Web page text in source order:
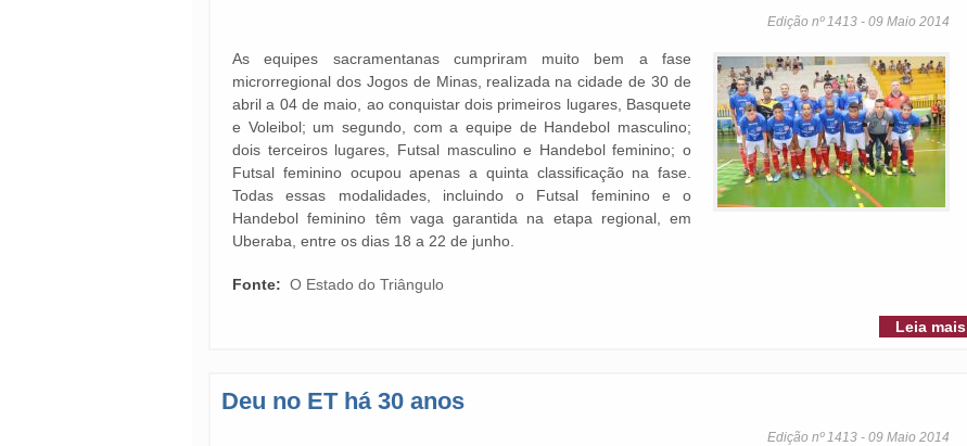
Edição nº 1413 - 09 Maio 2014
As equipes sacramentanas cumpriram muito bem a fase
microrregional dos Jogos de Minas, realizada na cidade de 30 de
abril a 04 de maio, ao conquistar dois primeiros lugares, Basquete
e Voleibol; um segundo, com a equipe de Handebol masculino;
dois terceiros lugares, Futsal masculino e Handebol feminino; o
Futsal feminino ocupou apenas a quinta classificação na fase.
Todas essas modalidades, incluindo o Futsal feminino e o
Handebol feminino têm vaga garantida na etapa regional, em
Uberaba, entre os dias 18 a 22 de junho.
Fonte: O Estado do Triângulo
Leia mais
Deu no ET há 30 anos
Edição nº 1413 - 09 Maio 2014